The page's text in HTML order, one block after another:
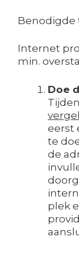
Benodigde
Internet
min.
Doe
eerst
te
de
plek